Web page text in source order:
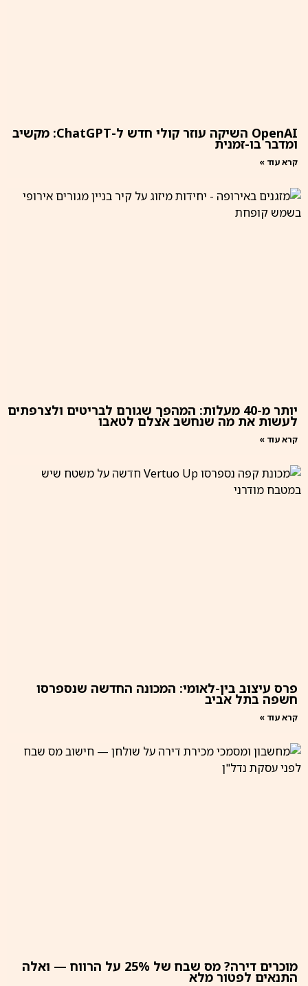
OpenAI השיקה עוזר קולי חדש ל-ChatGPT: מקשיב
ומדבר בו-זמנית
קרא עוד »
יותר מ-40 מעלות: המהפך שגורם לבריטים ולצרפתים
לעשות את מה שנחשב אצלם לטאבו
קרא עוד »
פרס עיצוב בין-לאומי: המכונה החדשה שנספרסו
חשפה בתל אביב
קרא עוד »
מוכרים דירה? מס שבח של 25% על הרווח — ואלה
התנאים לפטור מלא